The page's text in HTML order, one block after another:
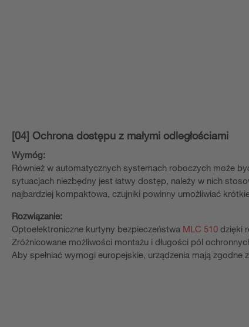
[04] Ochrona dostępu z małymi odległościami
Wymóg:
Również w automatycznych systemach roboczych może
sytuacjach niezbędny jest łatwy dostęp, należy w nich
najbardziej kompaktowa, czujniki powinny umożliwiać
Rozwiązanie:
Optoelektroniczne kurtyny bezpieczeństwa MLC 510 dzięki
Zróżnicowane możliwości montażu i długości pól
Aby spełniać wymogi europejskie, urządzenia mają zgodne